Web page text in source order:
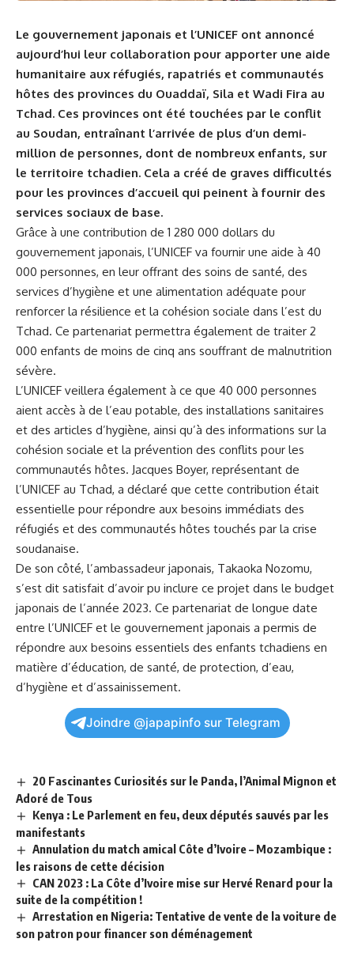
Le​ gouvernement japonais et l’UNICEF ont annoncé
aujourd’hui leur collaboration pour⁤ apporter une aide
humanitaire ⁢aux​ réfugiés, rapatriés et communautés
hôtes des provinces du Ouaddaï, Sila et⁤ Wadi⁤ Fira au
Tchad. Ces‍ provinces ont ​été touchées⁤ par le ⁢conflit
au Soudan, entraînant l’arrivée de plus d’un demi-
million ‌de personnes, dont ​de nombreux enfants, sur‌
le territoire‍ tchadien. Cela a ⁤créé de ‍graves ⁢ difficultés
pour les provinces d’accueil qui peinent à fournir des
‍services sociaux de base.
Grâce à une contribution de⁤ 1 280 000 dollars ‌du
gouvernement japonais,⁢ l’UNICEF va‍ fournir une aide ​à 40
⁢000 personnes, en leur offrant⁣ des soins de santé, des
services ‌d’hygiène et ‌une alimentation adéquate pour
renforcer ‌la résilience et la cohésion sociale dans l’est du
Tchad. ⁣Ce partenariat permettra également de traiter 2
000 enfants de moins de ⁢cinq ans souffrant de malnutrition
sévère.
L’UNICEF veillera également à ce‍ que 40 ‍000 personnes‍
aient accès à de l’eau potable, des installations sanitaires
et des‌ articles d’hygiène, ainsi qu’à des‍ informations sur la
cohésion sociale et⁤ la prévention des conflits pour les
communautés hôtes. Jacques Boyer, représentant de
‌l’UNICEF au Tchad,⁤ a déclaré que cette contribution était‌
essentielle pour répondre aux⁤ besoins immédiats des
réfugiés et des communautés hôtes touchés⁢ par‌ la crise
soudanaise.
De son côté,⁤ l’ambassadeur japonais, Takaoka Nozomu,
s’est dit satisfait d’avoir ‍pu inclure ⁣ce projet dans‍ le budget‍
japonais de l’année 2023. Ce ⁢partenariat ⁤de longue date
entre l’UNICEF et le⁣ gouvernement japonais a permis de
répondre aux besoins essentiels des enfants tchadiens⁤ en
matière d’éducation, de ⁢santé, de protection, d’eau,
⁤d’hygiène et d’assainissement.
Joindre @japapinfo sur Telegram
20 Fascinantes Curiosités sur le Panda, l’Animal Mignon et
Adoré de Tous
Kenya : Le Parlement en feu, deux députés sauvés par les
manifestants
Annulation du match amical Côte d’Ivoire – Mozambique :
les raisons de cette décision
CAN 2023 : La Côte d’Ivoire mise sur Hervé Renard pour la
suite de la compétition !
Arrestation en Nigeria: Tentative de vente de la voiture de
son patron pour financer son déménagement